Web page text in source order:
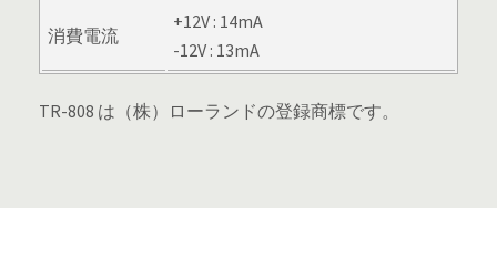
消費電流
+12V : 14mA
-12V : 13mA
TR-808 は（株）ローランドの登録商標です。